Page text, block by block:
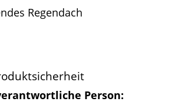
Regendach
Person: